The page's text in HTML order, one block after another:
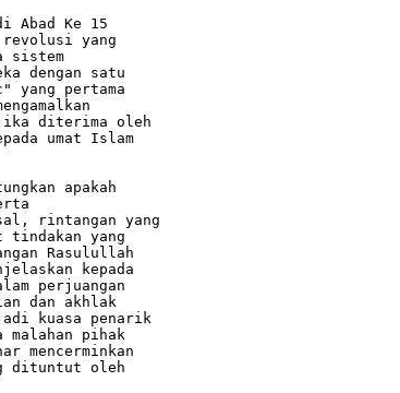
Abad Ke 15
yang
sistem
dengan satu
yang pertama
diterima oleh
umat Islam
apakah
rintangan yang
tindakan yang
Rasulullah
kepada
perjuangan
dan akhlak
kuasa penarik
malahan pihak
mencerminkan
dituntut oleh